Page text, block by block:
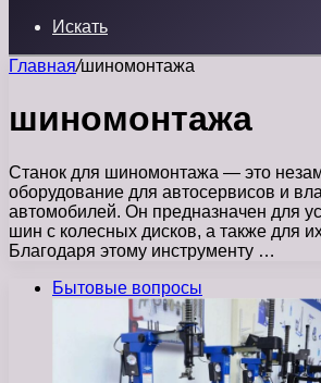
Искать
Главная/шиномонтажа
шиномонтажа
Станок для шиномонтажа — это
оборудование для автосервисов и
автомобилей. Он предназначен для
шин с колесных дисков, а также для
Благодаря этому инструменту …
Бытовые вопросы